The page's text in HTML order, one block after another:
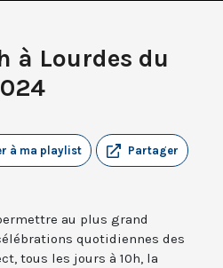
à Lourdes du
Partager
à ma playlist
au plus grand
quotidiennes des
tous les jours à 10h, la